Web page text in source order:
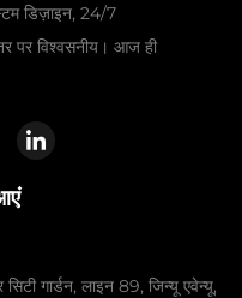
डिज़ाइन, 24/7
पर विश्वसनीय। आज ही
गार्डन, लाइन 89, जिन्यू एवेन्यू,